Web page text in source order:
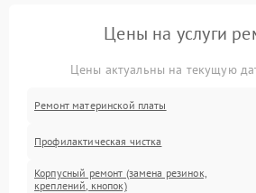
Цены на услуги
Цены актуальны на текущую
Ремонт материнской платы
Профилактическая чистка
Корпусный ремонт (замена резинок,
креплений, кнопок)